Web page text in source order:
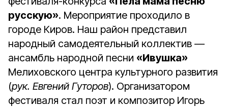
русскую». Мероприятие проходило в
городе Киров. Наш район представил
народный самодеятельный коллектив —
ансамбль народной песни «Ивушка»
Мелиховского центра культурного развития
(рук. Евгений Гуторов). Организатором
фестиваля стал поэт и композитор Игорь